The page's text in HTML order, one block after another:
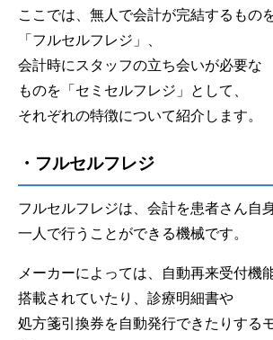
ここでは、無人で会計が完結するもの
「フルセルフレジ」、
会計時にスタッフの立ち会いが必要な
ものを「セミセルフレジ」として、
それぞれの特徴について紹介します。
・フルセルフレジ
フルセルフレジは、会計を患者さん自
一人で行うことができる機械です。
メーカーによっては、自動再来受付機
搭載されていたり、診療明細書や
処方箋引換券を自動発行できたりする